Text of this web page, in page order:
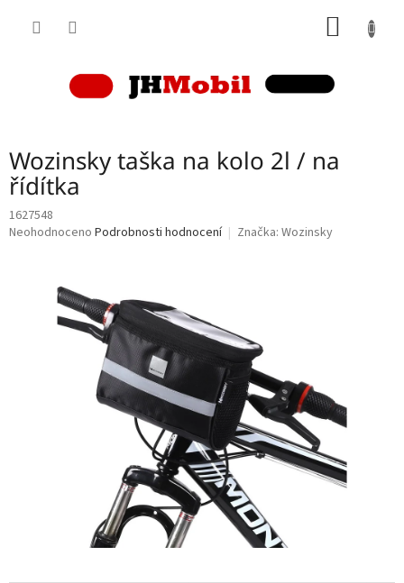
Wozinsky taška na kolo 2l / na
řídítka
1627548
Průměrné
Neohodnoceno Podrobnosti hodnocení Značka: Wozinsky